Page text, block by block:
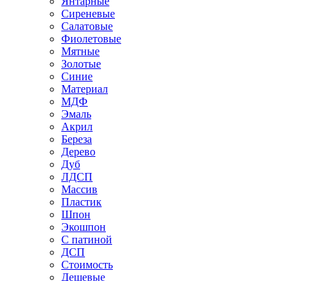
Сиреневые
Салатовые
Фиолетовые
Мятные
Золотые
Синие
Материал
МДФ
Эмаль
Акрил
Береза
Дерево
Дуб
ЛДСП
Массив
Пластик
Шпон
Экошпон
С патиной
ДСП
Стоимость
Дешевые